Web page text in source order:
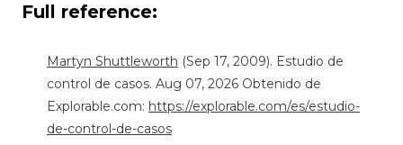
Full reference:
Martyn Shuttleworth (Sep 17, 2009). Estudio de
control de casos. Aug 07, 2026 Obtenido de
Explorable.com: https://explorable.com/es/estudio-
de-control-de-casos